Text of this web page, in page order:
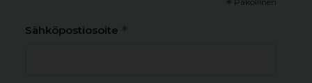
*
Sähköpostiosoite *